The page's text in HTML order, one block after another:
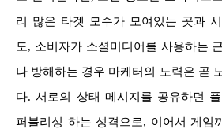
리 많은 타겟 모수가 모여있는 곳과
도, 소비자가 소셜미디어를 사용하는
나 방해하는 경우 마케터의 노력은 곧
다. 서로의 상태 메시지를 공유하던
퍼블리싱 하는 성격으로, 이어서 게임